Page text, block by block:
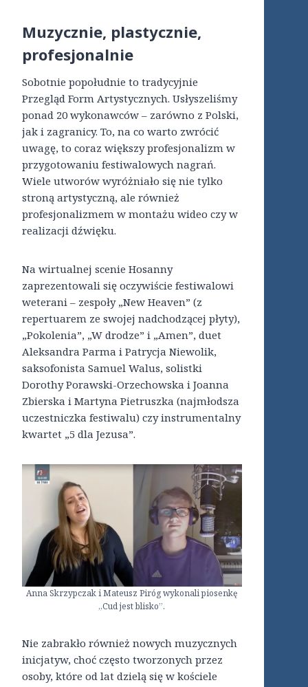
Muzycznie, plastycznie,
profesjonalnie
Sobotnie popołudnie to tradycyjnie
Przegląd Form Artystycznych. Usłyszeliśmy
ponad 20 wykonawców – zarówno z Polski,
jak i zagranicy. To, na co warto zwrócić
uwagę, to coraz większy profesjonalizm w
przygotowaniu festiwalowych nagrań.
Wiele utworów wyróżniało się nie tylko
stroną artystyczną, ale również
profesjonalizmem w montażu wideo czy w
realizacji dźwięku.
Na wirtualnej scenie Hosanny
zaprezentowali się oczywiście festiwalowi
weterani – zespoły „New Heaven” (z
repertuarem ze swojej nadchodzącej płyty),
„Pokolenia”, „W drodze” i „Amen”, duet
Aleksandra Parma i Patrycja Niewolik,
saksofonista Samuel Walus, solistki
Dorothy Porawski-Orzechowska i Joanna
Zbierska i Martyna Pietruszka (najmłodsza
uczestniczka festiwalu) czy instrumentalny
kwartet „5 dla Jezusa”.
Anna Skrzypczak i Mateusz Piróg wykonali piosenkę
„Cud jest blisko”.
Nie zabrakło również nowych muzycznych
inicjatyw, choć często tworzonych przez
osoby, które od lat dzielą się w kościele